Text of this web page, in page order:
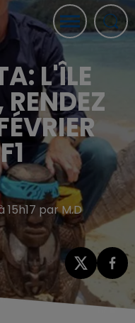
L'ÎLE
15h17 par M.D